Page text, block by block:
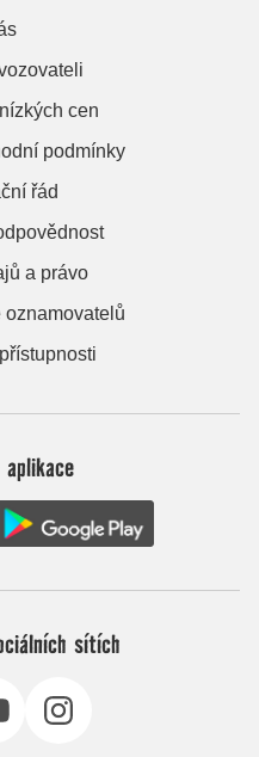
cen
podmínky
řád
a právo
oznamovatelů
aplikace
sítích